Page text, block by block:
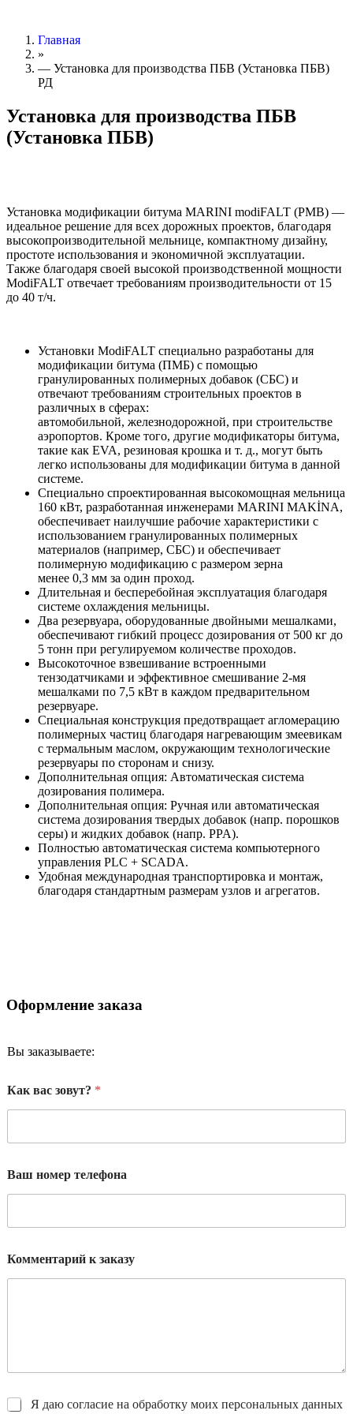
Главная
»
— Установка для производства ПБВ (Установка ПБВ)
РД
Установка для производства ПБВ
(Установка ПБВ)
Установка модификации битума MARINI modiFALT (PMB) —
идеальное решение для всех дорожных проектов, благодаря
высокопроизводительной мельнице, компактному дизайну,
простоте использования и экономичной эксплуатации.
Также благодаря своей высокой производственной мощности
ModiFALT отвечает требованиям производительности от 15
до 40 т/ч.
Установки ModiFALT специально разработаны для
модификации битума (ПМБ) с помощью
гранулированных полимерных добавок (СБС) и
отвечают требованиям строительных проектов в
различных в сферах:
автомобильной, железнодорожной, при строительстве
аэропортов. Кроме того, другие модификаторы битума,
такие как EVA, резиновая крошка и т. д., могут быть
легко использованы для модификации битума в данной
системе.
Специально спроектированная высокомощная мельница
160 кВт, разработанная инженерами MARINI MAKİNA,
обеспечивает наилучшие рабочие характеристики с
использованием гранулированных полимерных
материалов (например, СБС) и обеспечивает
полимерную модификацию с размером зерна
менее 0,3 мм за один проход.
Длительная и бесперебойная эксплуатация благодаря
системе охлаждения мельницы.
Два резервуара, оборудованные двойными мешалками,
обеспечивают гибкий процесс дозирования от 500 кг до
5 тонн при регулируемом количестве проходов.
Высокоточное взвешивание встроенными
тензодатчиками и эффективное смешивание 2-мя
мешалками по 7,5 кВт в каждом предварительном
резервуаре.
Специальная конструкция предотвращает агломерацию
полимерных частиц благодаря нагревающим змеевикам
с термальным маслом, окружающим технологические
резервуары по сторонам и снизу.
Дополнительная опция: Автоматическая система
дозирования полимера.
Дополнительная опция: Ручная или автоматическая
система дозирования твердых добавок (напр. порошков
серы) и жидких добавок (напр. PPA).
Полностью автоматическая система компьютерного
управления PLC + SCADA.
Удобная международная транспортировка и монтаж,
благодаря стандартным размерам узлов и агрегатов.
Оформление заказа
Вы заказываете:
Как вас зовут? *
Ваш номер телефона
о
м
й
Комментарий к заказу
*
Я даю согласие на обработку моих персональных данных